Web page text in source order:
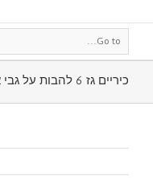
Go to...
כיריים גז 6 להבות על גבי ארון